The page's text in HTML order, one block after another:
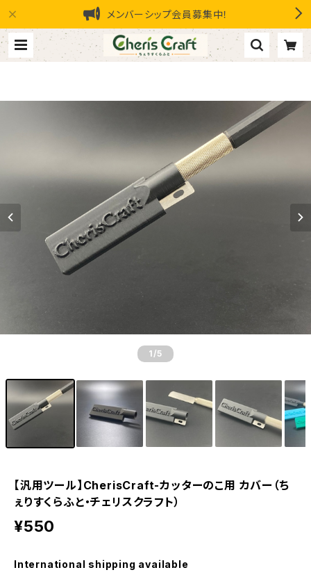
メンバーシップ会員募集中！
1 /5
【汎用ツール】CherisCraft-カッターのこ用 カバー（ち
ぇりすくらふと・チェリスクラフト）
¥550
International shipping available